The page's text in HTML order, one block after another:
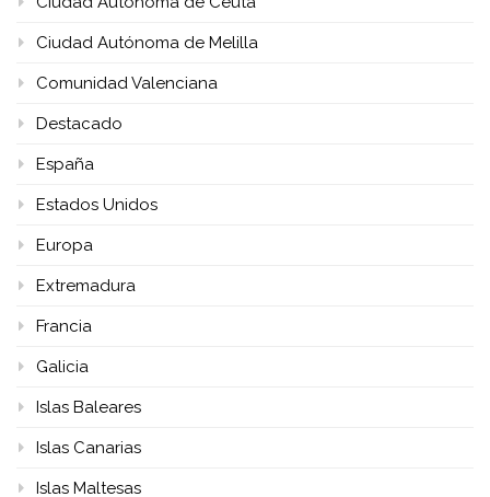
Ciudad Autónoma de Melilla
Comunidad Valenciana
Destacado
España
Estados Unidos
Europa
Extremadura
Francia
Galicia
Islas Baleares
Islas Canarias
Islas Maltesas